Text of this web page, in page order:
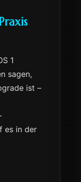
1
sagen,
ist –
es in der